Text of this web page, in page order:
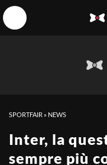
SPORTFAIR » NEWS
Inter, la
sempre più